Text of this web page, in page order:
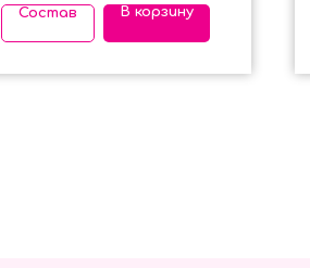
Состав В корзину